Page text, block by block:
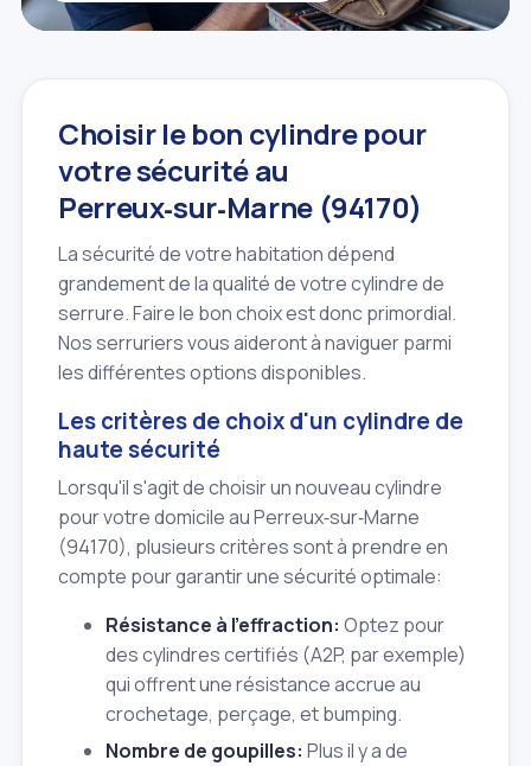
Choisir le bon cylindre pour
votre sécurité au
Perreux‑sur‑Marne (94170)
La sécurité de votre habitation dépend
grandement de la qualité de votre cylindre de
serrure. Faire le bon choix est donc primordial.
Nos serruriers vous aideront à naviguer parmi
les différentes options disponibles.
Les critères de choix d'un cylindre de
haute sécurité
Lorsqu'il s'agit de choisir un nouveau cylindre
pour votre domicile au Perreux‑sur‑Marne
(94170), plusieurs critères sont à prendre en
compte pour garantir une sécurité optimale:
Résistance à l'effraction: Optez pour
des cylindres certifiés (A2P, par exemple)
qui offrent une résistance accrue au
crochetage, perçage, et bumping.
Nombre de goupilles: Plus il y a de